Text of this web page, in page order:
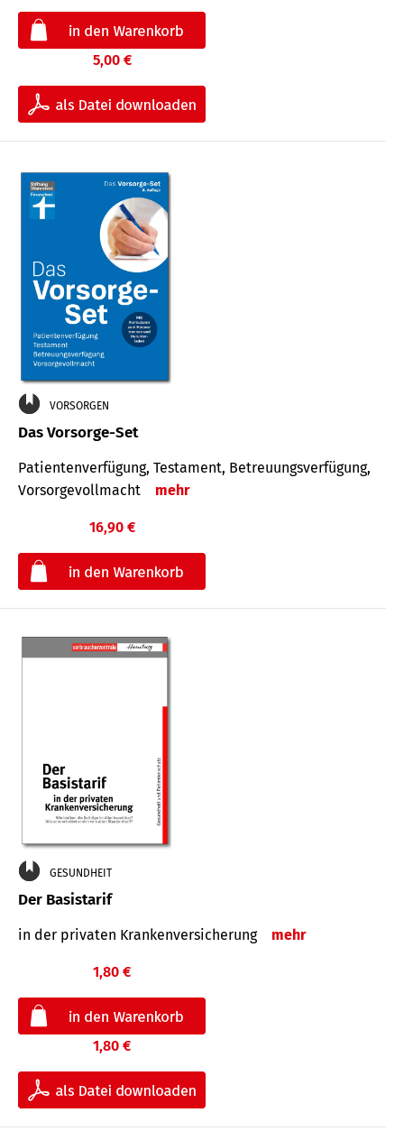
5,00 €
VORSORGEN
Das Vorsorge-Set
Patienten­ver­fügung, Testa­ment, Be­treuungs­verfü­gung,
Vor­sorge­voll­macht
mehr
16,90 €
GESUNDHEIT
Der Basistarif
in der privaten Kran­ken­ver­siche­rung mehr
1,80 €
1,80 €